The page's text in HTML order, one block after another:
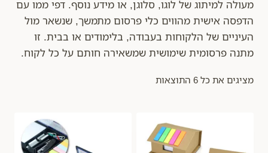
מעולה למיתוג של לוגו, סלוגן, או מידע נוסף. דפי ממו עם
הדפסה אישית מהווים כלי פרסום מתמשך, שנשאר מול
העיניים של הלקוחות בעבודה, בלימודים או בבית. זו
מתנה פרסומית שימושית שמשאירה חותם על כל לקוח.
מציגים את כל ⁦6⁩ התוצאות